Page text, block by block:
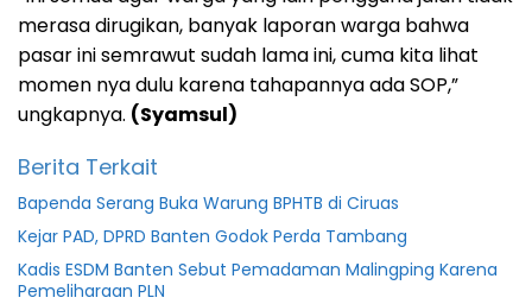
merasa dirugikan, banyak laporan warga bahwa
pasar ini semrawut sudah lama ini, cuma kita lihat
momen nya dulu karena tahapannya ada SOP,”
ungkapnya. (Syamsul)
Berita Terkait
Bapenda Serang Buka Warung BPHTB di Ciruas
Kejar PAD, DPRD Banten Godok Perda Tambang
Kadis ESDM Banten Sebut Pemadaman Malingping Karena
Pemeliharaan PLN